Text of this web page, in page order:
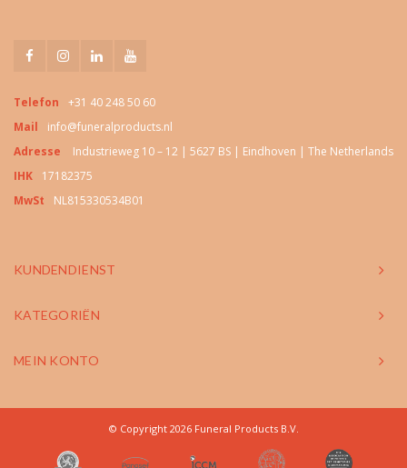
Telefon
+31 40 248 50 60
Mail
info@funeralproducts.nl
Adresse
Industrieweg 10 – 12 | 5627 BS | Eindhoven | The Netherlands
IHK
17182375
MwSt
NL815330534B01
KUNDENDIENST
KATEGORIËN
MEIN KONTO
© Copyright 2026 Funeral Products B.V.